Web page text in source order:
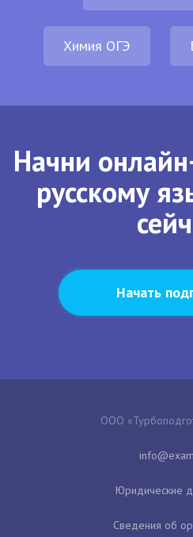
Химия ОГЭ
Начни
русскому
Начать
ООО
Юридические
Сведения об